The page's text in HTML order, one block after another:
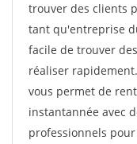
trouver des clients
tant qu'entreprise
facile de trouver
réaliser
vous permet de
instantannée avec
professionnels